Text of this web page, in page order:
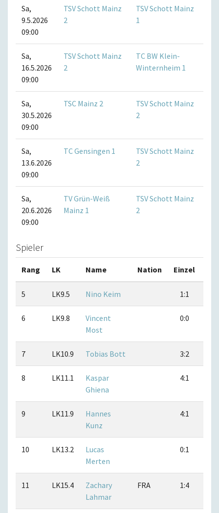
Sa,
9.5.2026
09:00
TSV Schott Mainz
2
TSV Schott Mainz
1
Sa,
16.5.2026
09:00
TSV Schott Mainz
2
TC BW Klein-
Winternheim 1
Sa,
30.5.2026
09:00
TSC Mainz 2
TSV Schott Mainz
2
Sa,
13.6.2026
09:00
TC Gensingen 1
TSV Schott Mainz
2
Sa,
20.6.2026
09:00
TV Grün-Weiß
Mainz 1
TSV Schott Mainz
2
Spieler
Rang LK Name Nation Einzel
5 LK9.5 Nino Keim 1:1
6 LK9.8
Vincent
Most
0:0
7 LK10.9 Tobias Bott 3:2
8 LK11.1
Kaspar
Ghiena
4:1
9 LK11.9
Hannes
Kunz
4:1
10 LK13.2
Lucas
Merten
0:1
11 LK15.4
Zachary
Lahmar
FRA 1:4